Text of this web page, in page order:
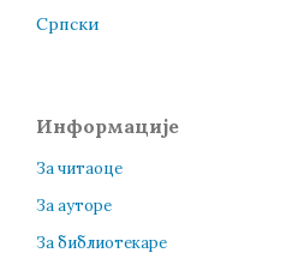
Cрпски
Информације
За читаоце
За ауторе
За библиотекаре